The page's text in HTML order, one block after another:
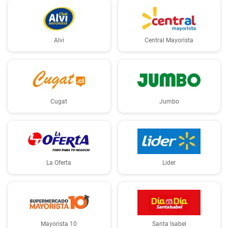
Alvi Central Mayorista
Cugat Jumbo
La Oferta Lider
Mayorista 10 Santa Isabel